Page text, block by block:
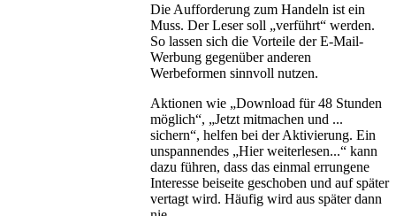
Die Aufforderung zum Handeln ist ein
Muss. Der Leser soll „verführt“ werden.
So lassen sich die Vorteile der E-Mail-
Werbung gegenüber anderen
Werbeformen sinnvoll nutzen.
Aktionen wie „Download für 48 Stunden
möglich“, „Jetzt mitmachen und ...
sichern“, helfen bei der Aktivierung. Ein
unspannendes „Hier weiterlesen...“ kann
dazu führen, dass das einmal errungene
Interesse beiseite geschoben und auf später
vertagt wird. Häufig wird aus später dann